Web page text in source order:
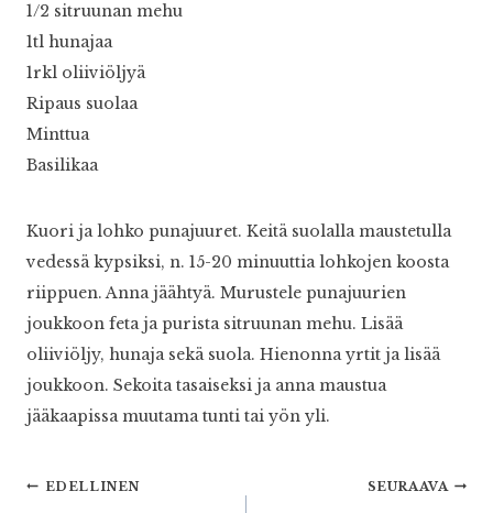
1/2 sitruunan mehu
1tl hunajaa
1rkl oliiviöljyä
Ripaus suolaa
Minttua
Basilikaa
Kuori ja lohko punajuuret. Keitä suolalla maustetulla
vedessä kypsiksi, n. 15-20 minuuttia lohkojen koosta
riippuen. Anna jäähtyä. Murustele punajuurien
joukkoon feta ja purista sitruunan mehu. Lisää
oliiviöljy, hunaja sekä suola. Hienonna yrtit ja lisää
joukkoon. Sekoita tasaiseksi ja anna maustua
jääkaapissa muutama tunti tai yön yli.
Artikkelien
EDELLINEN SEURAAVA